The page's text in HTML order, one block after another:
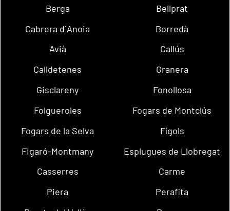
Berga
Bellprat
Cabrera d´Anoia
Borredà
Avià
Callús
Calldetenes
Granera
Gisclareny
Fonollosa
Folgueroles
Fogars de Montclús
Fogars de la Selva
Fígols
Figaró-Montmany
Esplugues de Llobregat
Casserres
Carme
Piera
Perafita